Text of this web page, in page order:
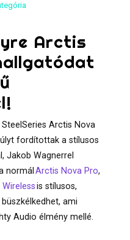
Arctis
Arctis Nova
fordítottak a stílusos
Jakob Wagnerrel
normálArctis Nova Pro,
is stílusos,
ami
Audio élmény mellé.